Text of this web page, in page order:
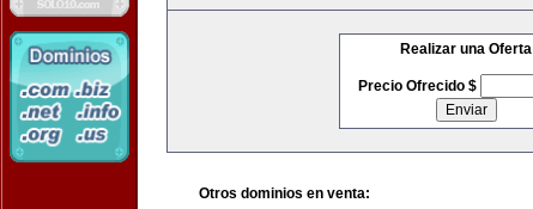
Realizar una Oferta
Precio Ofrecido $
Otros dominios en venta: